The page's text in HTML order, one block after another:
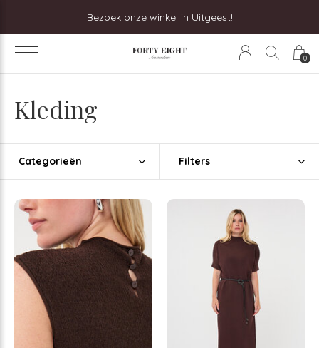
0
Bezoek onze winkel in Uitgeest!
Kleding
Categorieën Filters